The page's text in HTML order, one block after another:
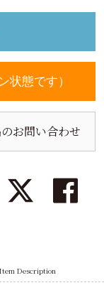
状態です）
お問い合わせ
Item Description